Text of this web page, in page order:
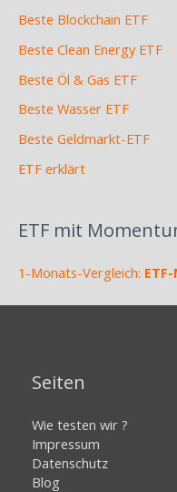
Beste Blockchain ETF
Beste Clean Energy ETF
Beste Öl & Gas ETF
Beste Wasser ETF
Beste Geldmarkt-ETF
ETF erklärt
ETF mit
1-Monats-Vergleich:
Seiten
Wie testen wir ?
Impressum
Datenschutz
Blog